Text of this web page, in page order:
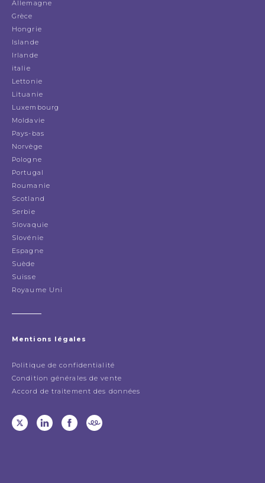
Allemagne
Grèce
Hongrie
Islande
Irlande
italie
Lettonie
Lituanie
Luxembourg
Moldavie
Pays-bas
Norvège
Pologne
Portugal
Roumanie
Scotland
Serbie
Slovaquie
Slovénie
Espagne
Suède
Suisse
Royaume Uni
Mentions légales
Politique de confidentialité
Condition générales de vente
Accord de traitement des données